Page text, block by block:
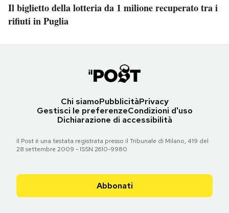
Il biglietto della lotteria da 1 milione recuperato tra i
rifiuti in Puglia
Chi siamoPubblicitàPrivacy
Gestisci le preferenzeCondizioni d'uso
Dichiarazione di accessibilità
Il Post è una testata registrata presso il Tribunale di Milano, 419 del
28 settembre 2009 - ISSN 2610-9980
Abbonati